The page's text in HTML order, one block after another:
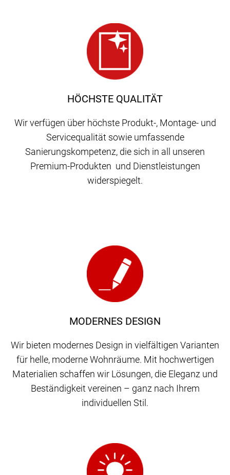
HÖCHSTE QUALITÄT
Wir verfügen über höchste Produkt-, Montage- und
Servicequalität sowie umfassende
Sanierungskompetenz, die sich in all unseren
Premium-Produkten und Dienstleistungen
widerspiegelt.
MODERNES DESIGN
Wir bieten modernes Design in vielfältigen Varianten
für helle, moderne Wohnräume. Mit hochwertigen
Materialien schaffen wir Lösungen, die Eleganz und
Beständigkeit vereinen – ganz nach Ihrem
individuellen Stil.